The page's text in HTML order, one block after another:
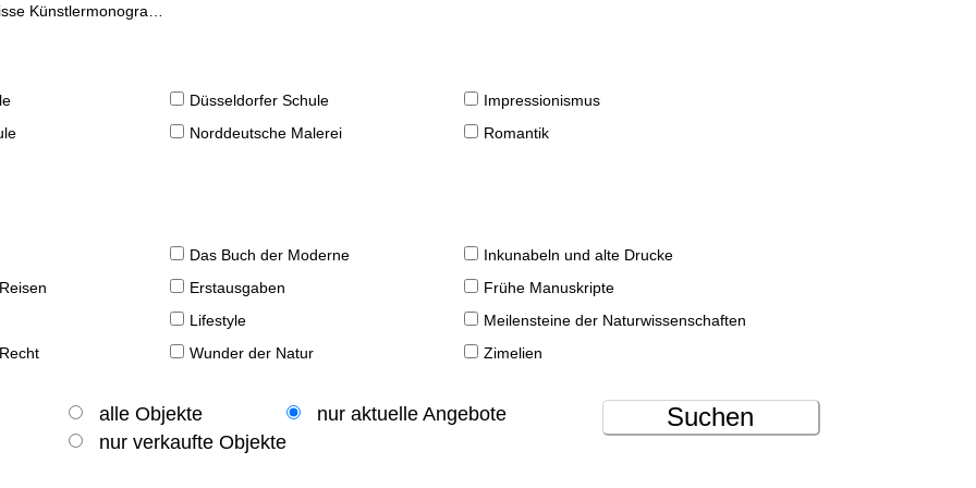
Künstlermonographien
Düsseldorfer Schule
Impressionismus
Norddeutsche Malerei Romantik
Das Buch der Moderne
Inkunabeln und alte Drucke
Erstausgaben
Frühe Manuskripte
Lifestyle
Meilensteine der Naturwissenschaften
Wunder der Natur Zimelien
alle Objekte
nur aktuelle Angebote
nur verkaufte Objekte
Suchen